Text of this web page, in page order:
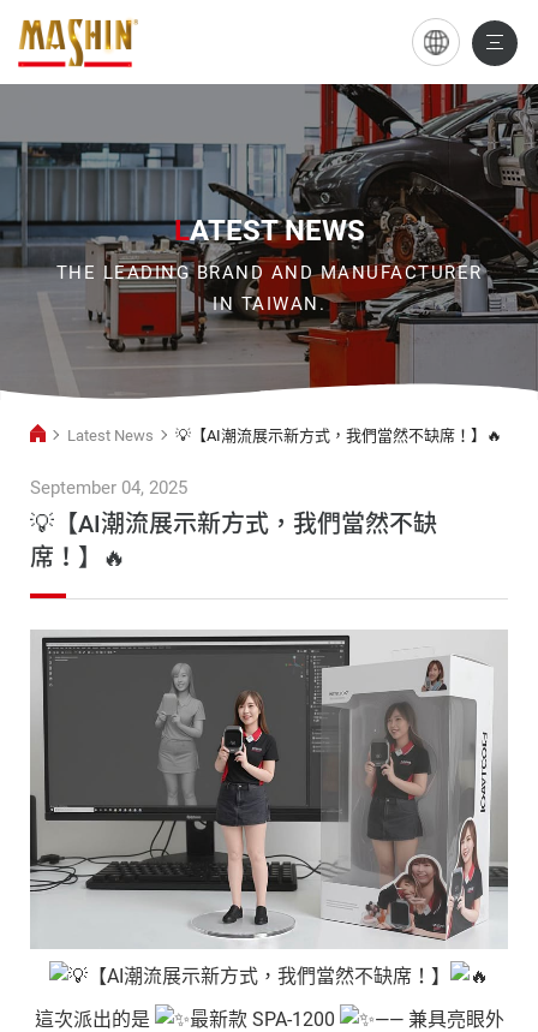
💡
潮
展
示
們
當
然
不
缺
席！】
🔥
LATEST NEWS
THE LEADING BRAND AND MANUFACTURER
IN TAIWAN.
Latest News 💡【AI潮流展示新方式，我們當然不缺席！】🔥
September 04, 2025
💡【AI潮流展示新方式，我們當然不缺
席！】🔥
【AI潮流展示新方式，我們當然不缺席！】
這次派出的是
最新款 SPA-1200
—— 兼具亮眼外